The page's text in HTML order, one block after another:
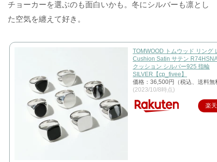
チョーカーを選ぶのも面白いかも。冬にシルバーも凛とし
た空気を纏えて好き。
TOMWOOD トムウッド リング
Cushion Satin サテン
クッション シルバー925 指輪
SILVER【cp_fivee】
価格：36,500円（税込、送料無
(2023/10/8時点)
楽